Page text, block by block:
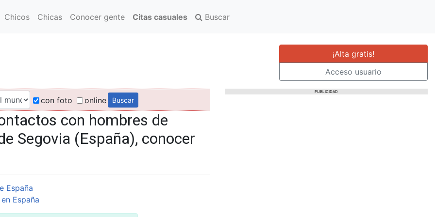
Chicos Chicas Conocer gente Citas casuales Buscar
¡Alta gratis!
Acceso usuario
con foto online
con hombres de
Segovia (España), conocer
España
España
PUBLICIDAD